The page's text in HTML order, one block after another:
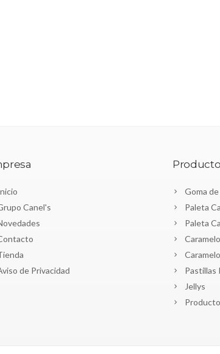
Canel's
de Privacidad
Goma
Paleta
Paleta
Pastillas
Jellys